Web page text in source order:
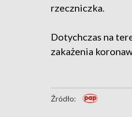
rzeczniczka.
Dotychczas na
zakażenia
Źródło: